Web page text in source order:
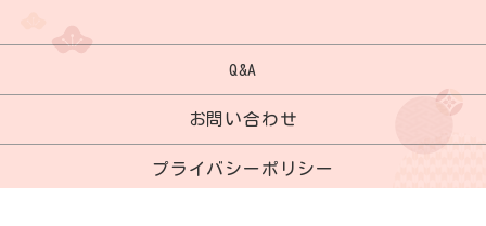
Q&A
お問い合わせ
プライバシーポリシー